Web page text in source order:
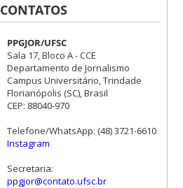
CONTATOS
PPGJOR/UFSC
Sala 17, Bloco A - CCE
Departamento de Jornalismo
Campus Universitário, Trindade
Florianópolis (SC), Brasil
CEP: 88040-970
Telefone/WhatsApp: (48) 3721-6610
Instagram
Secretaria:
ppgjor@contato.ufsc.br